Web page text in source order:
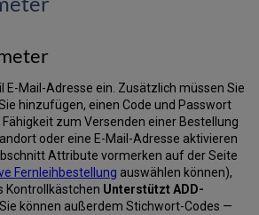
E-Mail-Adresse ein. Zusätzlich müssen Sie
hinzufügen, einen Code und Passwort
Fähigkeit zum Versenden einer Bestellung
oder eine E-Mail-Adresse aktivieren
Attribute vormerken auf der Seite
Fernleihbestellung auswählen können),
Kontrollkästchen Unterstützt ADD-
können außerdem Stichwort-Codes —